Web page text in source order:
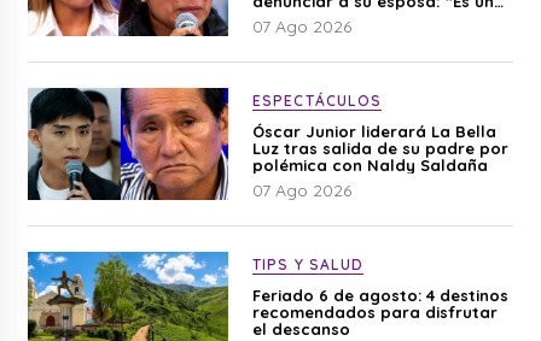
difamación”
07 Ago 2026
ESPECTÁCULOS
Óscar Junior liderará La Bella
Luz tras salida de su padre por
polémica con Naldy Saldaña
07 Ago 2026
TIPS Y SALUD
Feriado 6 de agosto: 4 destinos
recomendados para disfrutar
el descanso